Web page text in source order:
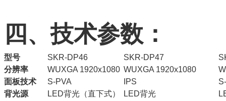
四 、技术参数：
型号 SKR-DP46 SKR-DP47
分辨率
WUXGA 1920x1080 WUXGA 1920x1080
面板技术
S-PVA IPS
背光源
LED背光（直下式） LED背光